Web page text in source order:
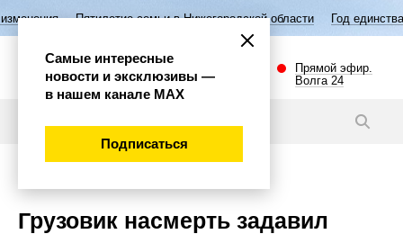
семьи в Нижегородской области Год единства народов России
Прямой эфир.
Волга 24
Грузовик насмерть задавил
Самые интересные
новости и эксклюзивы —
в нашем канале МАХ
Подписаться